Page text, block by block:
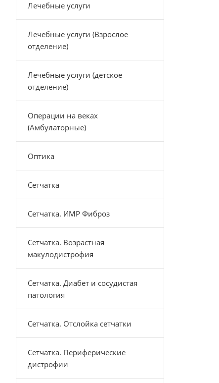
Лечебные услуги
Лечебные услуги (Взрослое
отделение)
Лечебные услуги (детское
отделение)
Операции на веках
(Амбулаторные)
Оптика
Сетчатка
Сетчатка. ИМР Фиброз
Сетчатка. Возрастная
макулодистрофия
Сетчатка. Диабет и сосудистая
патология
Сетчатка. Отслойка сетчатки
Сетчатка. Периферические
дистрофии